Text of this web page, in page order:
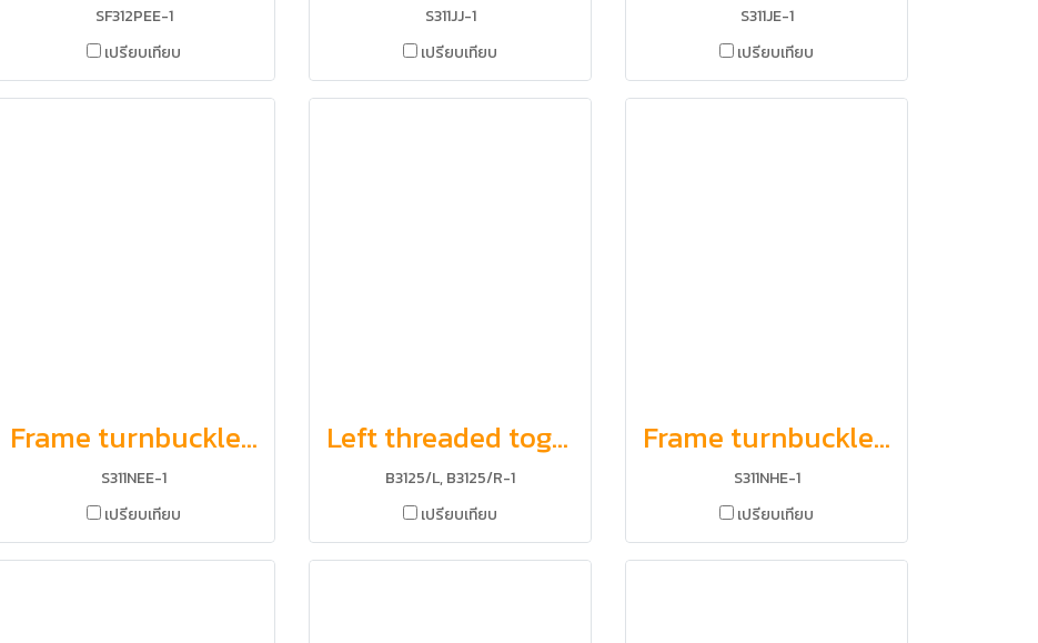
SF312PEE-1
เปรียบเทียบ
S311JJ-1
เปรียบเทียบ
S311JE-1
เปรียบเทียบ
Frame turnbuckle with nut, eye and eye
S311NEE-1
เปรียบเทียบ
Left threaded toggle, Right threaded toggle
B3125/L, B3125/R-1
เปรียบเทียบ
Frame turnbuckle with nut, hook and eye
S311NHE-1
เปรียบเทียบ